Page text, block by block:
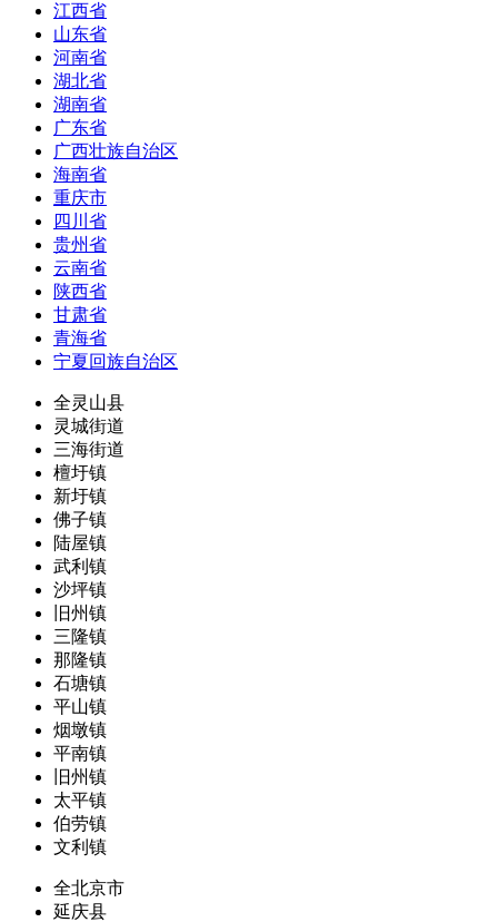
江西省
山东省
河南省
湖北省
湖南省
广东省
广西壮族自治区
海南省
重庆市
四川省
贵州省
云南省
陕西省
甘肃省
青海省
宁夏回族自治区
全灵山县
灵城街道
三海街道
檀圩镇
新圩镇
佛子镇
陆屋镇
武利镇
沙坪镇
旧州镇
三隆镇
那隆镇
石塘镇
平山镇
烟墩镇
平南镇
旧州镇
太平镇
伯劳镇
文利镇
全北京市
延庆县